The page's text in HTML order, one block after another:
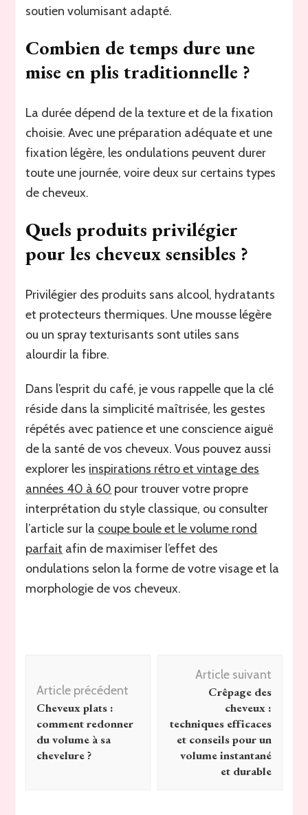
soutien volumisant adapté.
Combien de temps dure une
mise en plis traditionnelle ?
La durée dépend de la texture et de la fixation
choisie. Avec une préparation adéquate et une
fixation légère, les ondulations peuvent durer
toute une journée, voire deux sur certains types
de cheveux.
Quels produits privilégier
pour les cheveux sensibles ?
Privilégier des produits sans alcool, hydratants
et protecteurs thermiques. Une mousse légère
ou un spray texturisants sont utiles sans
alourdir la fibre.
Dans l’esprit du café, je vous rappelle que la clé
réside dans la simplicité maîtrisée, les gestes
répétés avec patience et une conscience aiguë
de la santé de vos cheveux. Vous pouvez aussi
explorer les inspirations rétro et vintage des
années 40 à 60 pour trouver votre propre
interprétation du style classique, ou consulter
l’article sur la coupe boule et le volume rond
parfait afin de maximiser l’effet des
ondulations selon la forme de votre visage et la
morphologie de vos cheveux.
d'article
Article précédent
Cheveux plats :
comment redonner
du volume à sa
chevelure ?
Article suivant
Crêpage des
cheveux :
techniques efficaces
et conseils pour un
volume instantané
et durable